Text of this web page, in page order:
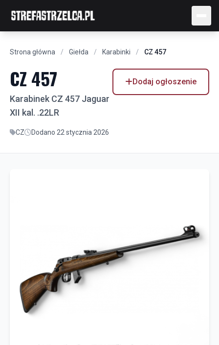
Strona główna / Giełda / Karabinki / CZ 457
CZ 457
Karabinek CZ 457 Jaguar
XII kal. .22LR
Dodaj ogłoszenie
CZ Dodano 22 stycznia 2026